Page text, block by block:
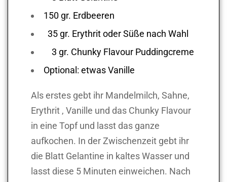
150 gr. Erdbeeren
35 gr. Erythrit oder Süße nach Wahl
3 gr. Chunky Flavour Puddingcreme
Optional: etwas Vanille
Als erstes gebt ihr Mandelmilch, Sahne,
Erythrit , Vanille und das Chunky Flavour
in eine Topf und lasst das ganze
aufkochen. In der Zwischenzeit gebt ihr
die Blatt Gelantine in kaltes Wasser und
lasst diese 5 Minuten einweichen. Nach